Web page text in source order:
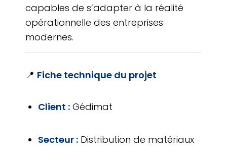
capables de s’adapter à la réalité
opérationnelle des entreprises
modernes.
📍 Fiche technique du projet
Client : Gédimat
Secteur : Distribution de matériaux